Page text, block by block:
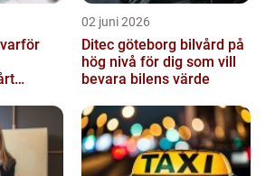
02 juni 2026
Ditec göteborg bilvård på
hög nivå för dig som vill
bevara bilens värde